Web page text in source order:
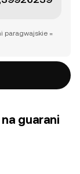
paragwajskie =
guarani